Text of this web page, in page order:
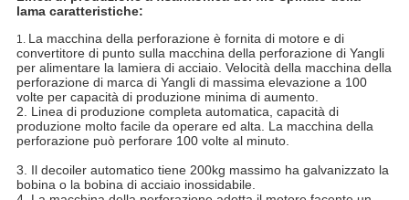
lama caratteristiche:
1. La macchina della perforazione è fornita di motore e di
convertitore di punto sulla macchina della perforazione di Yangli
per alimentare la lamiera di acciaio. Velocità della macchina della
perforazione di marca di Yangli di massima elevazione a 100
volte per capacità di produzione minima di aumento.
2. Linea di produzione completa automatica, capacità di
produzione molto facile da operare ed alta. La macchina della
perforazione può perforare 100 volte al minuto.
3. Il decoiler automatico tiene 200kg massimo ha galvanizzato la
bobina o la bobina di acciaio inossidabile.